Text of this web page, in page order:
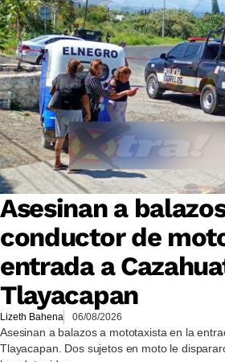
Asesinan a
conductor de
entrada a
Tlayacapan
Lizeth Bahena 06/08/2026
Asesinan a balazos a mototaxista en la
Tlayacapan. Dos sujetos en moto le